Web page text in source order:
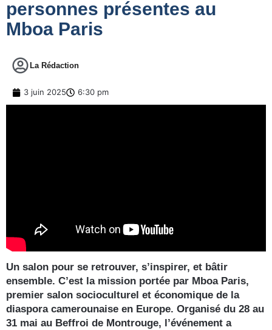
personnes présentes au
Mboa Paris
La Rédaction
3 juin 2025 6:30 pm
Un salon pour se retrouver, s’inspirer, et bâtir
ensemble. C’est la mission portée par Mboa Paris,
premier salon socioculturel et économique de la
diaspora camerounaise en Europe. Organisé du 28 au
31 mai au Beffroi de Montrouge, l’événement a